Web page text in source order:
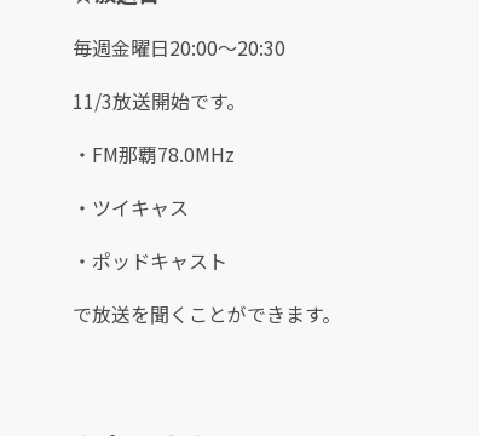
毎週金曜日20:00〜20:30
11/3放送開始です。
・FM那覇78.0MHz
・ツイキャス
・ポッドキャスト
で放送を聞くことができます。